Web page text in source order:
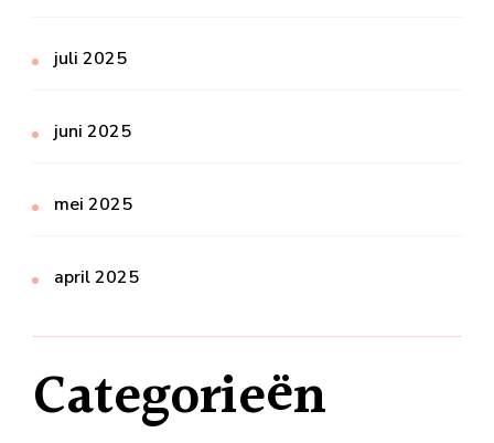
juli 2025
juni 2025
mei 2025
april 2025
Categorieën